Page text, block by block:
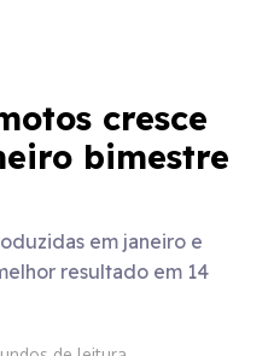
cresce
bimestre
em janeiro e
resultado em 14